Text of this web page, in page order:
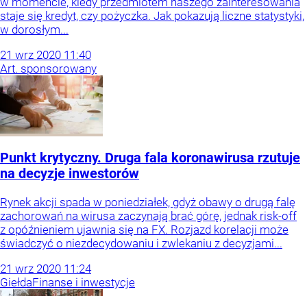
staje się kredyt, czy pożyczka. Jak pokazują liczne statystyki,
w dorosłym...
21 wrz 2020 11:40
Art. sponsorowany
Punkt krytyczny. Druga fala koronawirusa rzutuje
na decyzje inwestorów
Rynek akcji spada w poniedziałek, gdyż obawy o drugą falę
zachorowań na wirusa zaczynają brać górę, jednak risk-off
z opóźnieniem ujawnia się na FX. Rozjazd korelacji może
świadczyć o niezdecydowaniu i zwlekaniu z decyzjami...
21 wrz 2020 11:24
GiełdaFinanse i inwestycje